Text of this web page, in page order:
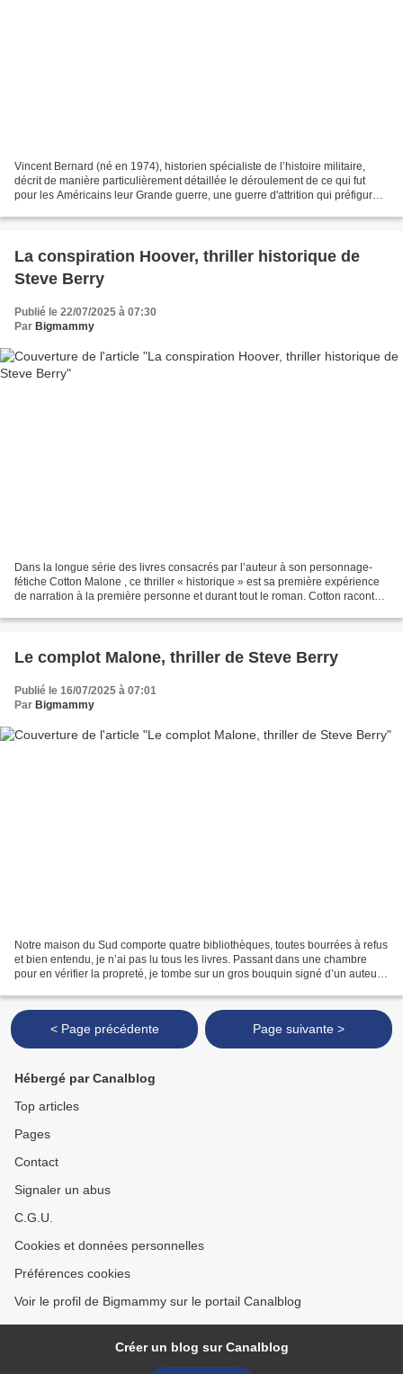
Vincent Bernard (né en 1974), historien spécialiste de l’histoire militaire,
décrit de manière particulièrement détaillée le déroulement de ce qui fut
pour les Américains leur Grande guerre, une guerre d'attrition qui préfigure
La conspiration Hoover, thriller historique de
Steve Berry
Publié le 22/07/2025 à 07:30
Par Bigmammy
Dans la longue série des livres consacrés par l’auteur à son personnage-
fétiche Cotton Malone , ce thriller « historique » est sa première expérience
de narration à la première personne et durant tout le roman. Cotton raconte
Le complot Malone, thriller de Steve Berry
Publié le 16/07/2025 à 07:01
Par Bigmammy
Notre maison du Sud comporte quatre bibliothèques, toutes bourrées à refus
et bien entendu, je n’ai pas lu tous les livres. Passant dans une chambre
pour en vérifier la propreté, je tombe sur un gros bouquin signé d’un auteur
< Page précédente Page suivante >
Hébergé par Canalblog
Top articles
Pages
Contact
Signaler un abus
C.G.U.
Cookies et données personnelles
Préférences cookies
Voir le profil de Bigmammy sur le portail Canalblog
Créer un blog sur Canalblog